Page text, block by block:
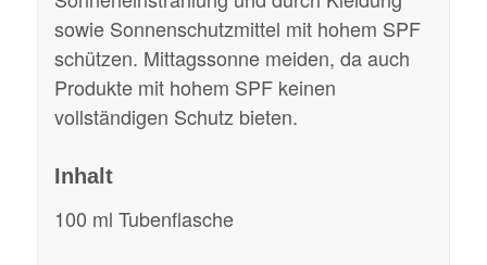
sowie Sonnenschutzmittel mit hohem SPF
schützen. Mittagssonne meiden, da auch
Produkte mit hohem SPF keinen
vollständigen Schutz bieten.
Inhalt
100 ml Tubenflasche